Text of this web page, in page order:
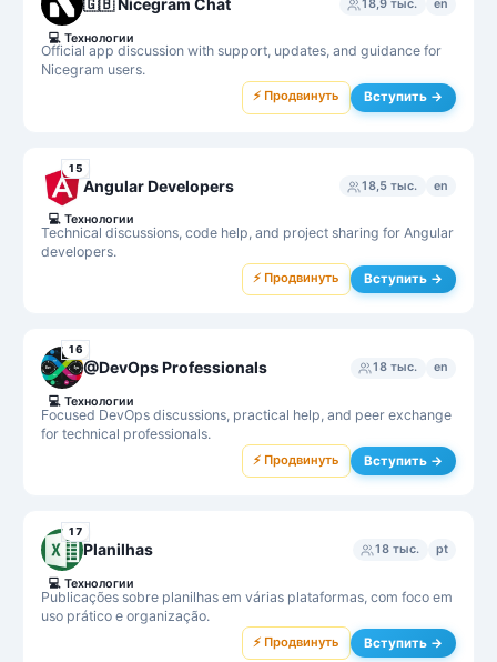
18,9 тыс. en
Official app discussion with support, updates, and guidance for
Nicegram users.
💻 Технологии
⚡ Продвинуть Вступить →
15
Angular Developers 18,5 тыс. en
Technical discussions, code help, and project sharing for Angular
developers.
💻 Технологии
⚡ Продвинуть Вступить →
16
@DevOps Professionals 18 тыс. en
Focused DevOps discussions, practical help, and peer exchange
for technical professionals.
💻 Технологии
⚡ Продвинуть Вступить →
17
Planilhas 18 тыс. pt
Publicações sobre planilhas em várias plataformas, com foco em
uso prático e organização.
💻 Технологии
⚡ Продвинуть Вступить →